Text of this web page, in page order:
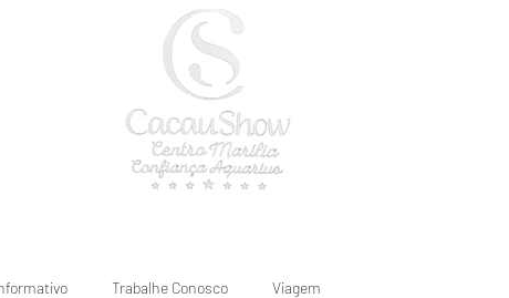
Trabalhe Conosco Viagem